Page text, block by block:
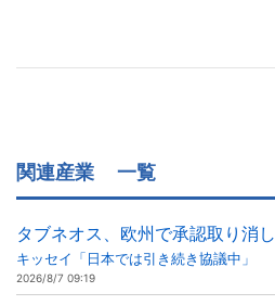
関連産業 一覧
タブネオス、欧州で承認取り消し
キッセイ「日本では引き続き協議中」
2026/8/7 09:19